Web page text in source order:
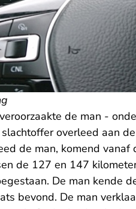
de man -
overleed aan
de man, komend
de 127 en 147
De man kende
bevond. De man